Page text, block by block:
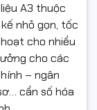
A3 thuộc
nhỏ gọn, tốc
cho nhiều
cho các
– ngân
cần số hóa
RH
x 191,4mm (15,6
7,5in.)